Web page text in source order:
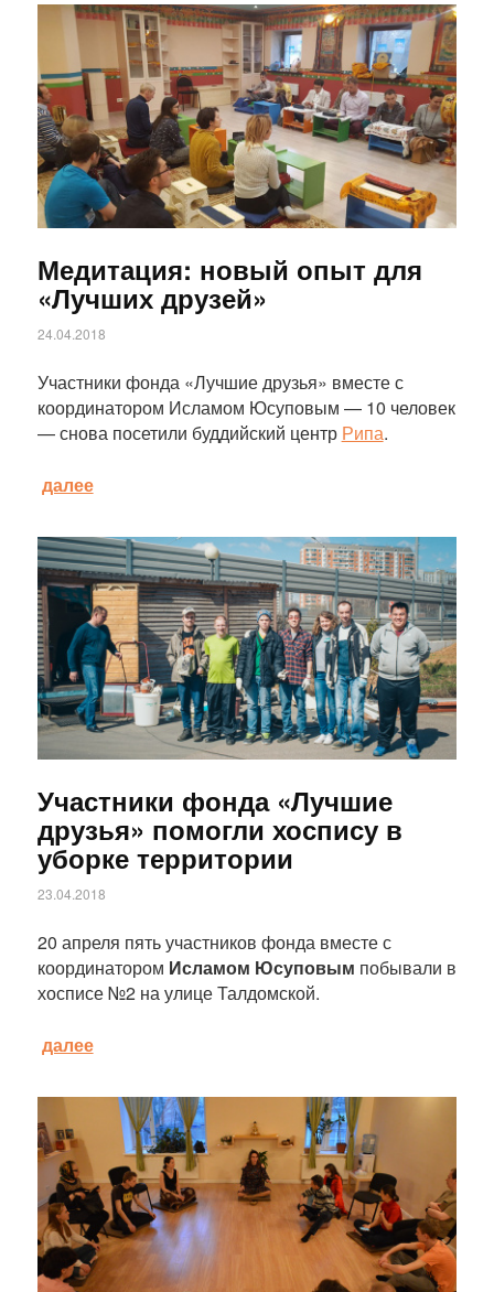
Статья
Медитация: новый опыт для
«Лучших друзей»
24.04.2018
Участники фонда «Лучшие друзья» вместе с
координатором Исламом Юсуповым — 10 человек
— снова посетили буддийский центр Рипа.
далее
Статья
Участники фонда «Лучшие
друзья» помогли хоспису в
уборке территории
23.04.2018
20 апреля пять участников фонда вместе с
координатором Исламом Юсуповым побывали в
хосписе №2 на улице Талдомской.
далее